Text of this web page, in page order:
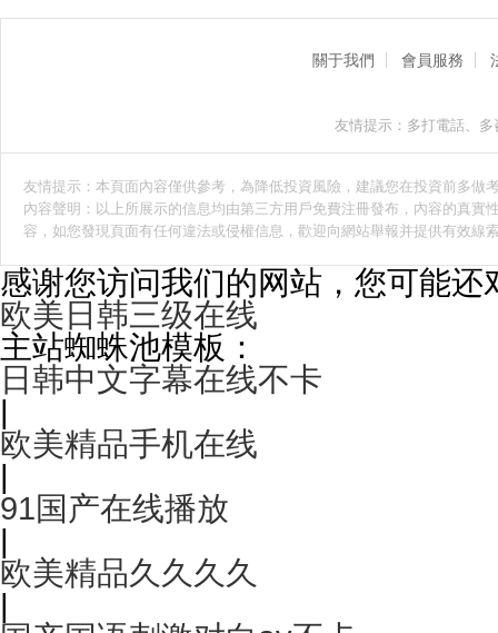
關于我們 會員服務
友情提示：多打電話、
友情提示：本頁面內容僅供參考，為降低投資風險，建議您在投資前多
內容聲明：以上所展示的信息均由第三方用戶免費注冊發布，內容的真
容，如您發現頁面有任何違法或侵權信息，歡迎向網站舉報并提供有效線
感谢您访问我们的网站，您可能还
欧美日韩三级在线
主站蜘蛛池模板：
日韩中文字幕在线不卡
|
欧美精品手机在线
|
91国产在线播放
|
欧美精品久久久久
|